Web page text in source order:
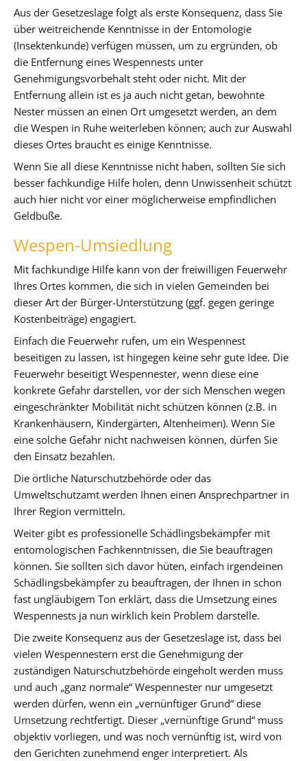
Aus der Gesetzeslage folgt als erste Konsequenz, dass Sie
über weitreichende Kenntnisse in der Entomologie
(Insektenkunde) verfügen müssen, um zu ergründen, ob
die Entfernung eines Wespennests unter
Genehmigungsvorbehalt steht oder nicht. Mit der
Entfernung allein ist es ja auch nicht getan, bewohnte
Nester müssen an einen Ort umgesetzt werden, an dem
die Wespen in Ruhe weiterleben können; auch zur Auswahl
dieses Ortes braucht es einige Kenntnisse.
Wenn Sie all diese Kenntnisse nicht haben, sollten Sie sich
besser fachkundige Hilfe holen, denn Unwissenheit schützt
auch hier nicht vor einer möglicherweise empfindlichen
Geldbuße.
Wespen-Umsiedlung
Mit fachkundige Hilfe kann von der freiwilligen Feuerwehr
Ihres Ortes kommen, die sich in vielen Gemeinden bei
dieser Art der Bürger-Unterstützung (ggf. gegen geringe
Kostenbeiträge) engagiert.
Einfach die Feuerwehr rufen, um ein Wespennest
beseitigen zu lassen, ist hingegen keine sehr gute Idee. Die
Feuerwehr beseitigt Wespennester, wenn diese eine
konkrete Gefahr darstellen, vor der sich Menschen wegen
eingeschränkter Mobilität nicht schützen können (z.B. in
Krankenhäusern, Kindergärten, Altenheimen). Wenn Sie
eine solche Gefahr nicht nachweisen können, dürfen Sie
den Einsatz bezahlen.
Die örtliche Naturschutzbehörde oder das
Umweltschutzamt werden Ihnen einen Ansprechpartner in
Ihrer Region vermitteln.
Weiter gibt es professionelle Schädlingsbekämpfer mit
entomologischen Fachkenntnissen, die Sie beauftragen
können. Sie sollten sich davor hüten, einfach irgendeinen
Schädlingsbekämpfer zu beauftragen, der Ihnen in schon
fast ungläubigem Ton erklärt, dass die Umsetzung eines
Wespennests ja nun wirklich kein Problem darstelle.
Die zweite Konsequenz aus der Gesetzeslage ist, dass bei
vielen Wespennestern erst die Genehmigung der
zuständigen Naturschutzbehörde eingeholt werden muss
und auch „ganz normale“ Wespennester nur umgesetzt
werden dürfen, wenn ein „vernünftiger Grund“ diese
Umsetzung rechtfertigt. Dieser „vernünftige Grund“ muss
objektiv vorliegen, und was noch vernünftig ist, wird von
den Gerichten zunehmend enger interpretiert. Als